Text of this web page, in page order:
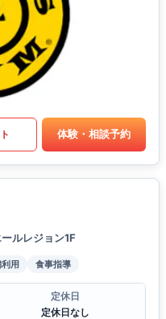
体験・相談予約
ルレジョン1F
用 食事指導
定休日
定休日なし